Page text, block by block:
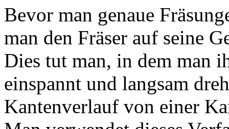
Bevor man genaue
man den Fräser auf seine
Dies tut man, in dem man
einspannt und langsam
Kantenverlauf von einer